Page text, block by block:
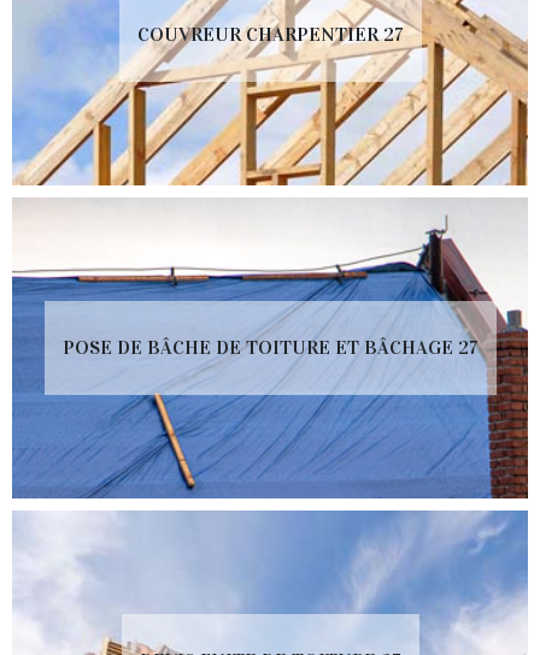
COUVREUR CHARPENTIER 27
POSE DE BÂCHE DE TOITURE ET BÂCHAGE 27